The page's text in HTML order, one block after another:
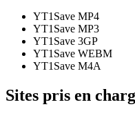
YT1Save MP4
YT1Save MP3
YT1Save 3GP
YT1Save WEBM
YT1Save M4A
Sites pris en